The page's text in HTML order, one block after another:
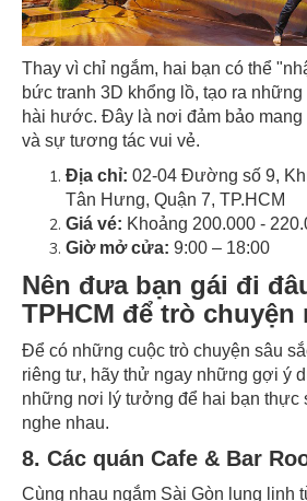
Thay vì chỉ ngắm, hai bạn có thể
bức tranh 3D khổng lồ, tạo ra
hài hước. Đây là nơi đảm bảo
và sự tương tác vui vẻ.
Địa chỉ: 02-04 Đường số 9,
Tân Hưng, Quận 7, TP.HCM
Giá vé: Khoảng 200.000 -
Giờ mở cửa: 9:00 – 18:00
Nên đưa bạn gái đi
TPHCM để trò
Để có những cuộc trò chuyện sâu
riêng tư, hãy thử ngay những gợi ý
những nơi lý tưởng để hai bạn thực
nghe nhau.
8. Các quán Cafe & Bar
Cùng nhau ngắm Sài Gòn lung linh